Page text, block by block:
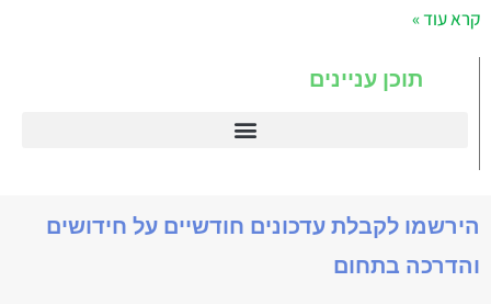
קרא עוד »
תוכן עניינים
הירשמו לקבלת עדכונים חודשיים על חידושים
והדרכה בתחום